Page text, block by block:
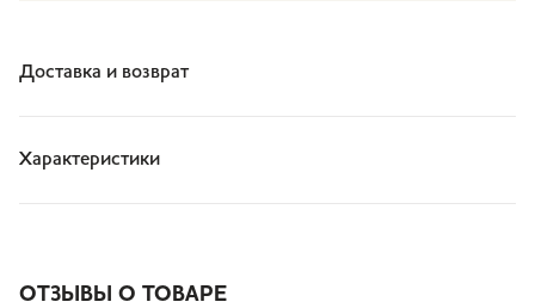
Доставка и возврат
Характеристики
ОТЗЫВЫ О ТОВАРЕ